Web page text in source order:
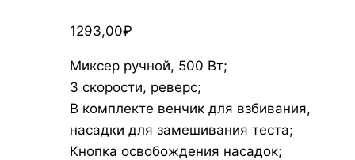
1293,00₽
Миксер ручной, 500 Вт;
3 скорости, реверс;
В комплекте венчик для взбивания,
насадки для замешивания теста;
Кнопка освобождения насадок;